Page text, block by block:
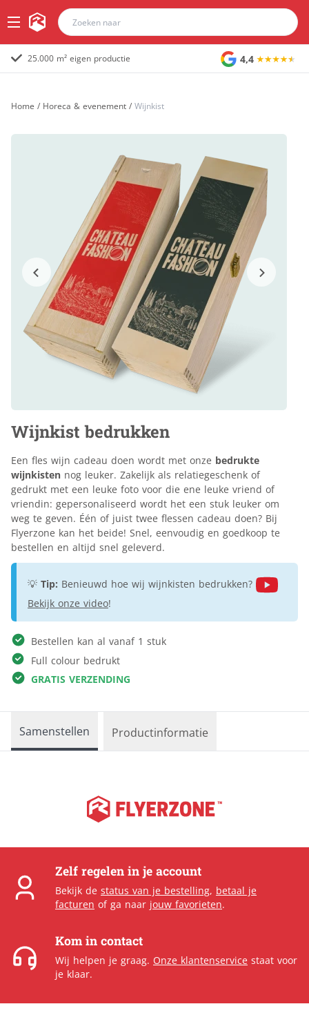
25.000 m² eigen productie 4,4
Home / Horeca & evenement / Wijnkist
Wijnkist bedrukken
Een fles wijn cadeau doen wordt met onze bedrukte
wijnkisten nog leuker. Zakelijk als relatiegeschenk of
gedrukt met een leuke foto voor die ene leuke vriend of
vriendin: gepersonaliseerd wordt het een stuk leuker om
weg te geven. Één of juist twee flessen cadeau doen? Bij
Flyerzone kan het beide! Snel, eenvoudig en goedkoop te
bestellen en altijd snel geleverd.
💡 Tip: Benieuwd hoe wij wijnkisten bedrukken?
Bekijk onze video!
Bestellen kan al vanaf 1 stuk
Full colour bedrukt
GRATIS VERZENDING
Samenstellen Productinformatie
Zelf regelen in je account
Bekijk de status van je bestelling, betaal je
facturen of ga naar jouw favorieten.
Kom in contact
Wij helpen je graag. Onze klantenservice staat voor
je klaar.